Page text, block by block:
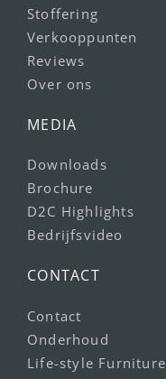
Stoffering
Verkooppunten
Reviews
Over ons
MEDIA
Downloads
Brochure
D2C Highlights
Bedrijfsvideo
CONTACT
Contact
Onderhoud
Life-style Furniture